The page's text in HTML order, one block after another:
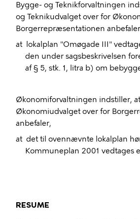
Bygge- og Teknikforvaltningen
og Teknikudvalgetover for
Borgerrepræsentationen
at
lokalplan "Omøgade III"
den under sagsbeskrivelsen
af § 5, stk. 1, litra b) om
Økonomiforvaltningen indstiller, at
Økonomiudvalget over for
anbefaler,
at det til ovennævnte lokalplan
Kommuneplan 2001 vedtages
RESUME